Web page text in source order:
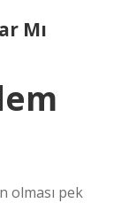
Mı
olması pek